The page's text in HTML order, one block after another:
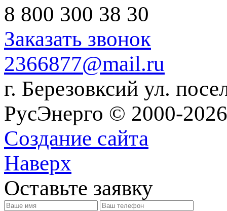
8 800 300 38 30
Заказать звонок
2366877@mail.ru
г. Березовксий ул.
РусЭнерго © 2000-
Создание сайта
Наверх
Оставьте заявку